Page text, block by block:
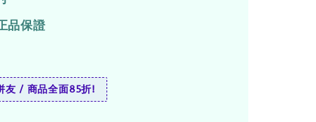
品保證
友 / 商品全面85折!